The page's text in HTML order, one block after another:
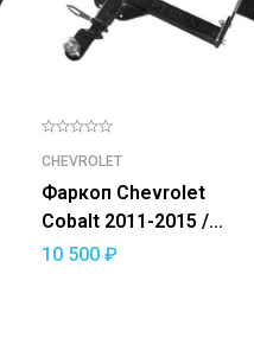
CHEVROLET
Фаркоп Chevrolet
Cobalt 2011-2015 /
Cobalt 2019 — / Ravon
10 500 ₽